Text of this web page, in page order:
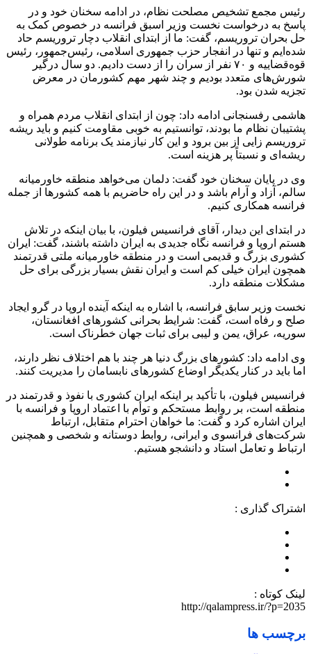
رئیس مجمع تشخیص مصلحت نظام، در ادامه سخنان خود و در
پاسخ به درخواست نخست وزیر اسبق فرانسه در خصوص کمک به
حل بحران تروریسم، گفت: ما از ابتدای انقلاب دچار تروریسم حاد
شده‌ایم و تنها در انفجار حزب جمهوری اسلامی، رئیس‌جمهور، رئیس
قوه‌قضاییه و ۷۰ نفر از سران را از دست دادیم. دو سال درگیر
شورش‌های متعدد بودیم و چند شهر مهم کشورمان در معرض
تجزیه شدن بود.
هاشمی رفسنجانی ادامه داد: چون از ابتدای انقلاب مردم همراه و
پشتیبان نظام ما بودند، توانستیم به خوبی مقاومت کنیم و باید ریشه
تروریسم زایی از بین برود و این کار نیازمند یک برنامه طولانی‌
ریشه‌ای و نسبتاً پر هزینه است.
وی در پایان سخنان خود گفت: دلمان می‌خواهد منطقه خاورمیانه
سالم، آزاد و آرام باشد و در این راه حاضریم با همه کشورها از جمله
فرانسه همکاری کنیم.
در ابتدای این دیدار، آقای فرانسیس فیلون، با بیان اینکه در تلاش
هستم اروپا و فرانسه نگاه جدیدی به ایران داشته باشند، گفت: ایران
کشوری بزرگ و قدیمی است و در منطقه خاورمیانه ملتی قدرتمند
همچون ایران خیلی کم است و ایران نقش بسیار بزرگی برای حل
مشکلات منطقه دارد.
نخست وزیر سابق فرانسه، با اشاره به اینکه آینده اروپا در گرو ایجاد
صلح و رفاه است، گفت: شرایط بحرانی کشورهای افغانستان،
سوریه، عراق، یمن و لیبی برای ثبات جهان خطرناک است.
وی ادامه داد: کشورهای بزرگ دنیا هر چند با هم اختلاف نظر دارند،
اما باید در کنار یکدیگر اوضاع کشورهای نابسامان را مدیریت کنند.
فرانسیس فیلون، با تأکید بر اینکه ایران کشوری با نفوذ و قدرتمند در
منطقه است، بر روابط مستحکم و توأم با اعتماد اروپا و فرانسه با
ایران اشاره کرد و گفت: ما خواهان احترام متقابل، ارتباط
شرکت‌های فرانسوی و ایرانی، روابط دوستانه و شخصی و همچنین
ارتباط و تعامل استاد و دانشجو هستیم.
اشتراک گذاری :
لینک کوتاه :
http://qalampress.ir/?p=2035
برچسب ها